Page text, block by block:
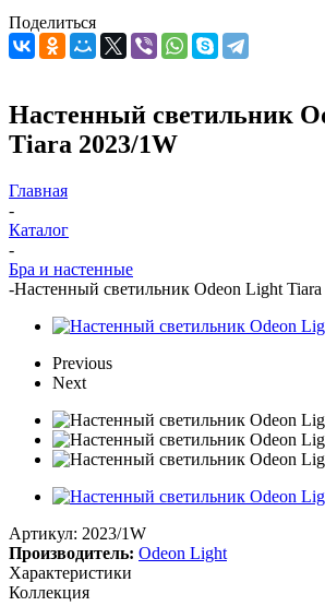
Поделиться
Настенный светильник
Tiara 2023/1W
Главная
-
Каталог
-
Бра и настенные
-Настенный светильник Odeon Light
Previous
Next
Артикул: 2023/1W
Производитель: Odeon Light
Характеристики
Коллекция